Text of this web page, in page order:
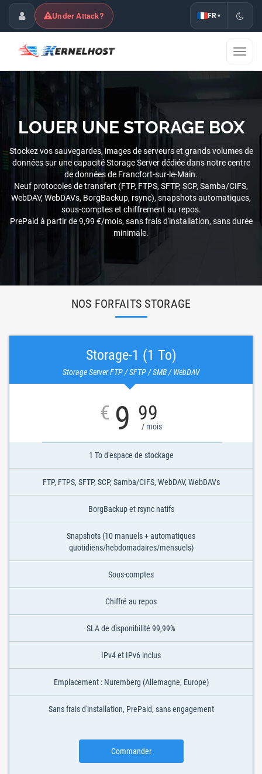
Espace ClientUnder Attack? FR ▾
LOUER UNE STORAGE BOX
Stockez vos sauvegardes, images de serveurs et grands volumes de
données sur une capacité Storage Server dédiée dans notre centre
de données de Francfort-sur-le-Main.
Neuf protocoles de transfert (FTP, FTPS, SFTP, SCP, Samba/CIFS,
WebDAV, WebDAVs, BorgBackup, rsync), snapshots automatiques,
sous-comptes et chiffrement au repos.
PrePaid à partir de 9,99 €/mois, sans frais d'installation, sans durée
minimale.
NOS FORFAITS STORAGE
Storage-1 (1 To)
Storage Server FTP / SFTP / SMB / WebDAV
€ 9 99
/ mois
1 To d'espace de stockage
FTP, FTPS, SFTP, SCP, Samba/CIFS, WebDAV, WebDAVs
BorgBackup et rsync natifs
Snapshots (10 manuels + automatiques
quotidiens/hebdomadaires/mensuels)
Sous-comptes
Chiffré au repos
SLA de disponibilité 99,99%
IPv4 et IPv6 inclus
Emplacement : Nuremberg (Allemagne, Europe)
Sans frais d'installation, PrePaid, sans engagement
Commander